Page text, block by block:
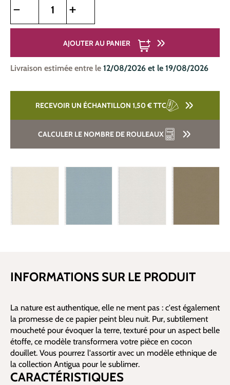
AJOUTER AU PANIER
Livraison estimée entre le 12/08/2026 et le 19/08/2026
RECEVOIR UN ÉCHANTILLON 1,50 €TTC
CALCULER LE NOMBRE DE ROULEAUX
INFORMATIONS SUR LE PRODUIT
La nature est authentique, elle ne ment pas : c'est également
la promesse de ce papier peint bleu nuit. Pur, subtilement
moucheté pour évoquer la terre, texturé pour un aspect belle
étoffe, ce modèle transformera votre pièce en cocon
douillet. Vous pourrez l'assortir avec un modèle ethnique de
la collection Antigua pour le sublimer.
CARACTÉRISTIQUES